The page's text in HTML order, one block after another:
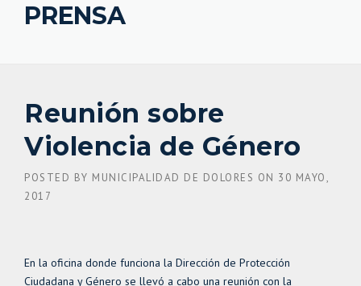
PRENSA
Reunión sobre
Violencia de Género
POSTED BY MUNICIPALIDAD DE DOLORES ON 30 MAYO,
2017
En la oficina donde funciona la Dirección de Protección
Ciudadana y Género se llevó a cabo una reunión con la